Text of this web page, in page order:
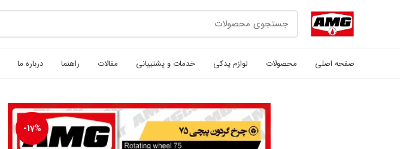
صفحه اصلی محصولات لوازم یدکی خدمات و پشتیبانی مقالات راهنما درباره ما
-17%